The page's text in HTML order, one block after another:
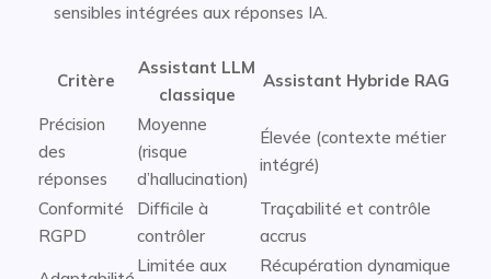
sensibles intégrées aux réponses IA.
Critère
Assistant LLM
classique
Assistant Hybride RAG
Précision
des
réponses
Moyenne
(risque
d’hallucination)
Élevée (contexte métier
intégré)
Conformité
RGPD
Difficile à
contrôler
Traçabilité et contrôle
accrus
Limitée aux Récupération dynamique